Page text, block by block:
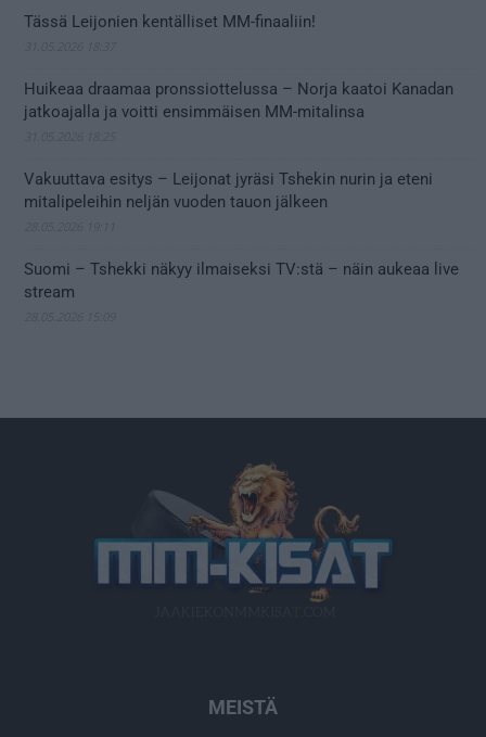
Tässä Leijonien kentälliset MM-finaaliin!
Huikeaa draamaa pronssiottelussa – Norja kaatoi Kanadan
jatkoajalla ja voitti ensimmäisen MM-mitalinsa
Vakuuttava esitys – Leijonat jyräsi Tshekin nurin ja eteni
mitalipeleihin neljän vuoden tauon jälkeen
Suomi – Tshekki näkyy ilmaiseksi TV:stä – näin aukeaa live
stream
MEISTÄ